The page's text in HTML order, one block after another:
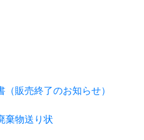
販売終了のお知らせ）
棄物送り状